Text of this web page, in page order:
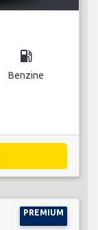
local_gas_station
Benzine
PREMIUM